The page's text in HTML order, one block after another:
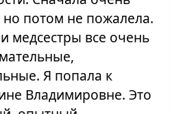
но потом не пожалела.
медсестры все очень
Я попала к
Владимировне. Это